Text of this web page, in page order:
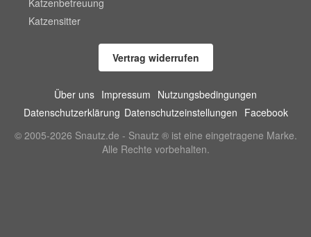
Katzensitter
Vertrag widerrufen
Über uns Impressum Nutzungsbedingungen
Datenschutzerklärung Datenschutzeinstellungen Facebook
© 2005-2026 Snautz.de - Snautz ® ist eine eingetragene Marke.
Alle Rechte vorbehalten.